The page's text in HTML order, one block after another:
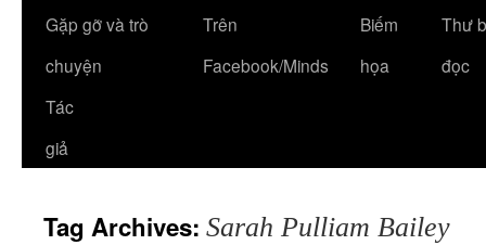
Gặp gỡ và trò
chuyện
Trên
Facebook/Minds
Biếm
họa
Thư
đọc
Tác
giả
Tag Archives: Sarah Pulliam Bailey